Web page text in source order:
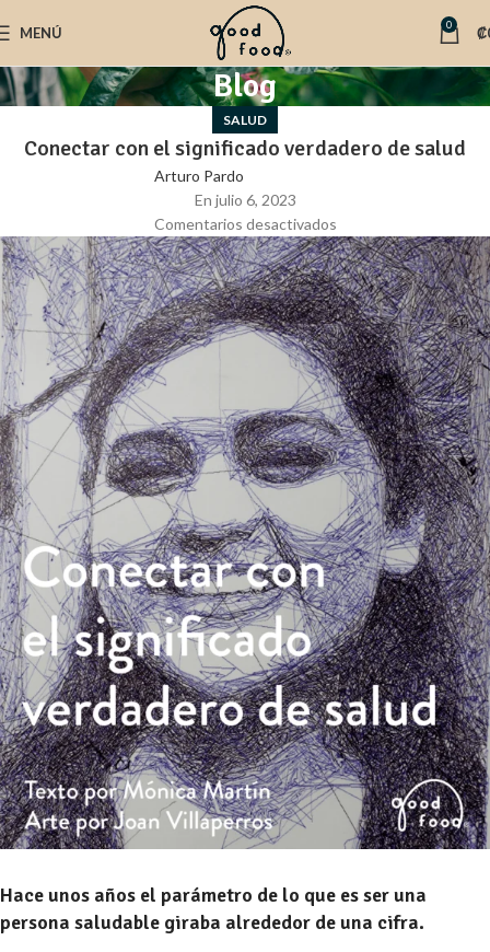
MENÚ 0 ₡
Blog
SALUD
Conectar con el significado verdadero de salud
Arturo Pardo
En julio 6, 2023
Comentarios desactivados
Hace unos años el parámetro de lo que es ser una
persona saludable giraba alrededor de una cifra.